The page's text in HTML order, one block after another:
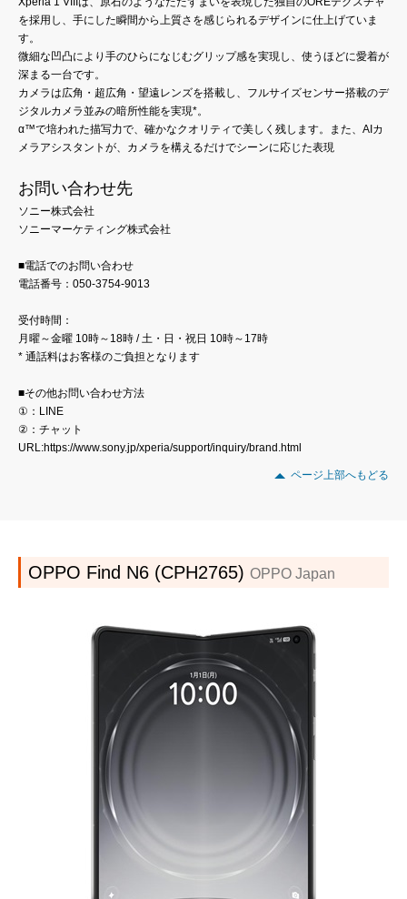
を採用し、手にした瞬間から上質さを感じられるデザインに仕上げていま
す。
微細な凹凸により手のひらになじむグリップ感を実現し、使うほどに愛着が
深まる一台です。
カメラは広角・超広角・望遠レンズを搭載し、フルサイズセンサー搭載のデ
ジタルカメラ並みの暗所性能を実現*。
α™で培われた描写力で、確かなクオリティで美しく残します。また、AIカ
メラアシスタントが、カメラを構えるだけでシーンに応じた表現
お問い合わせ先
ソニー株式会社
ソニーマーケティング株式会社
■電話でのお問い合わせ
電話番号：050-3754-9013
受付時間：
月曜～金曜 10時～18時 / 土・日・祝日 10時～17時
* 通話料はお客様のご負担となります
■その他お問い合わせ方法
①：LINE
②：チャット
URL:https://www.sony.jp/xperia/support/inquiry/brand.html
ページ上部へもどる
OPPO Find N6 (CPH2765) OPPO Japan